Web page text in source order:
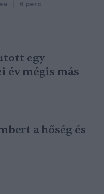
6 perc
egy
év mégis más
a hőség és